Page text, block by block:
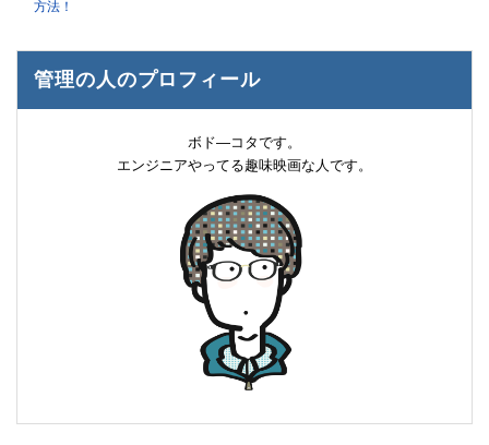
方法！
管理の人のプロフィール
ボド―コタです。
エンジニアやってる趣味映画な人です。